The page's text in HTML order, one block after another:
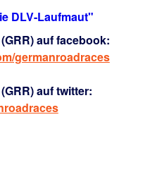
DLV-Laufmaut"
auf facebook:
germanroadraces
auf twitter: